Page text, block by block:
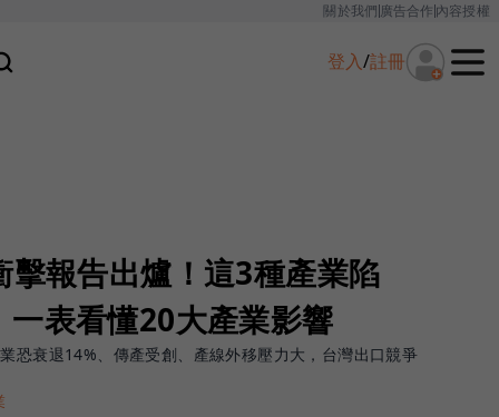
關於我們廣告合作內容授權
登入/註冊
報告出爐！這3種產業陷
表看懂20大產業影響
恐衰退14%、傳產受創、產線外移壓力大，台灣出口競爭